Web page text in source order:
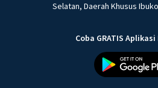
Selatan, Daerah Khusus
Coba GRATIS